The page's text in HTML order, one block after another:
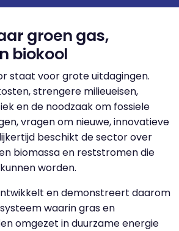
groen gas,
biokool
staat voor grote uitdagingen.
strengere milieueisen,
en de noodzaak om fossiele
vragen om nieuwe, innovatieve
beschikt de sector over
biomassa en reststromen die
worden.
en demonstreert daarom
waarin gras en
omgezet in duurzame energie